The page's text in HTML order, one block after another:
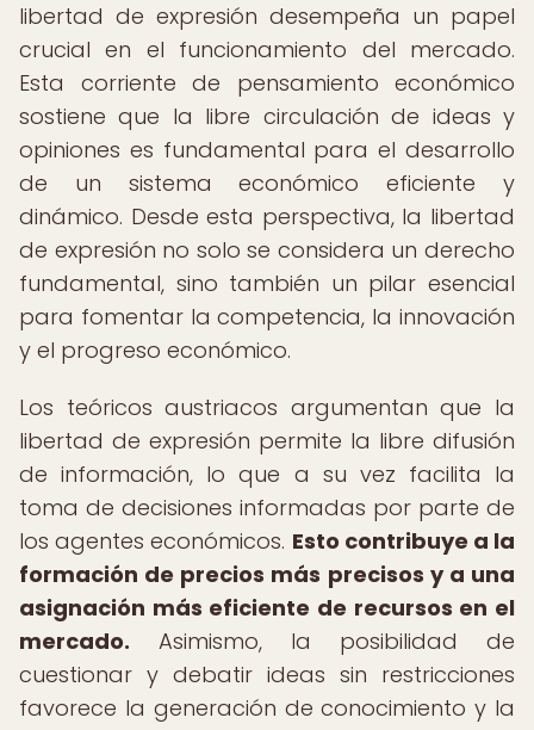
libertad de expresión desempeña un papel
crucial en el funcionamiento del mercado.
Esta corriente de pensamiento económico
sostiene que la libre circulación de ideas y
opiniones es fundamental para el desarrollo
de un sistema económico eficiente y
dinámico. Desde esta perspectiva, la libertad
de expresión no solo se considera un derecho
fundamental, sino también un pilar esencial
para fomentar la competencia, la innovación
y el progreso económico.
Los teóricos austriacos argumentan que la
libertad de expresión permite la libre difusión
de información, lo que a su vez facilita la
toma de decisiones informadas por parte de
los agentes económicos. Esto contribuye a la
formación de precios más precisos y a una
asignación más eficiente de recursos en el
mercado. Asimismo, la posibilidad de
cuestionar y debatir ideas sin restricciones
favorece la generación de conocimiento y la